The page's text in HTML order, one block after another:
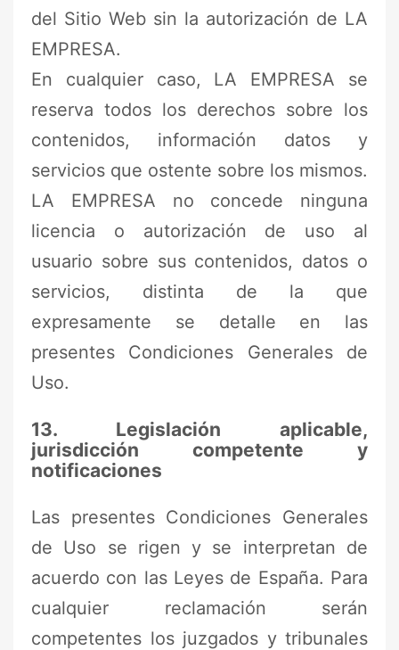
del Sitio Web sin la autorización de LA
EMPRESA.
En cualquier caso, LA EMPRESA se
reserva todos los derechos sobre los
contenidos, información datos y
servicios que ostente sobre los mismos.
LA EMPRESA no concede ninguna
licencia o autorización de uso al
usuario sobre sus contenidos, datos o
servicios, distinta de la que
expresamente se detalle en las
presentes Condiciones Generales de
Uso.
13. Legislación aplicable,
jurisdicción competente y
notificaciones
Las presentes Condiciones Generales
de Uso se rigen y se interpretan de
acuerdo con las Leyes de España. Para
cualquier reclamación serán
competentes los juzgados y tribunales